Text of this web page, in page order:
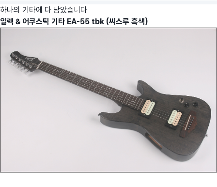
하나의 기타에 다 담았습니다
일렉 & 어쿠스틱 기타 EA-55 tbk (씨스루 흑색)